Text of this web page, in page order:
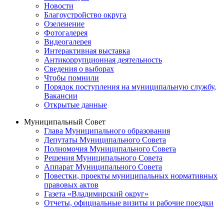
Новости
Благоустройство округа
Озеленение
Фотогалерея
Видеогалерея
Интерактивная выставка
Антикоррупционная деятельность
Сведения о выборах
Чтобы помнили
Порядок поступления на муниципальную службу,
Вакансии
Открытые данные
Муниципальный Совет
Глава Муниципального образования
Депутаты Муниципального Совета
Полномочия Муниципального Совета
Решения Муниципального Совета
Аппарат Муниципального Совета
Повестки, проекты муниципальных нормативных
правовых актов
Газета «Владимирский округ»
Отчеты, официальные визиты и рабочие поездки